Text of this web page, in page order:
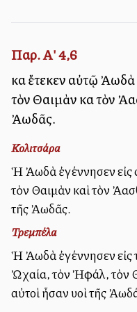
Παρ. Α' 4,6
καὶ ἔτεκεν αὐτῷ
τὸν Θαιμὰν καὶ τὸν
Ἀωδᾶς.
Κολιτσάρα
Ἡ Ἀωδὰ ἐγέννησεν
τὸν Θαιμὰν καὶ τὸν
τῆς Ἀωδᾶς.
Τρεμπέλα
Ἡ Ἀωδὰ ἐγέννησεν εἰς
Ὠχαία, τὸν Ἠφάλ, τὸν
αὐτοὶ ἦσαν υἱοὶ τῆς